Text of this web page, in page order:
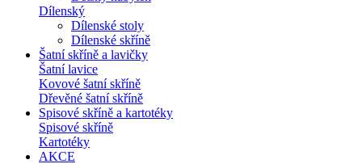
Dílenský
Dílenské stoly
Dílenské skříně
Šatní skříně a lavičky
Šatní lavice
Kovové šatní skříně
Dřevěné šatní skříně
Spisové skříně a kartotéky
Spisové skříně
Kartotéky
AKCE